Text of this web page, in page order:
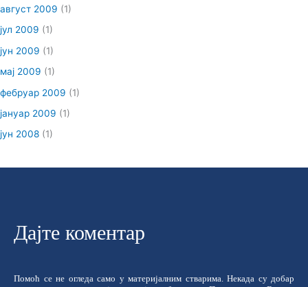
август 2009 (1)
јул 2009 (1)
јун 2009 (1)
мај 2009 (1)
фебруар 2009 (1)
јануар 2009 (1)
јун 2008 (1)
Дајте коментар
Помоћ се не огледа само у материјалним стварима. Некада су добар